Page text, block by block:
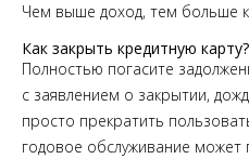
Чем выше доход, тем больше
Как закрыть кредитную карту?
Полностью погасите
с заявлением о закрытии,
просто прекратить
годовое обслуживание может